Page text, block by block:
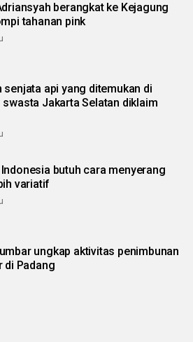
berangkat ke Kejagung
tahanan pink
senjata api yang ditemukan di
swasta Jakarta Selatan diklaim
butuh cara menyerang
variatif
ungkap aktivitas penimbunan
di Padang